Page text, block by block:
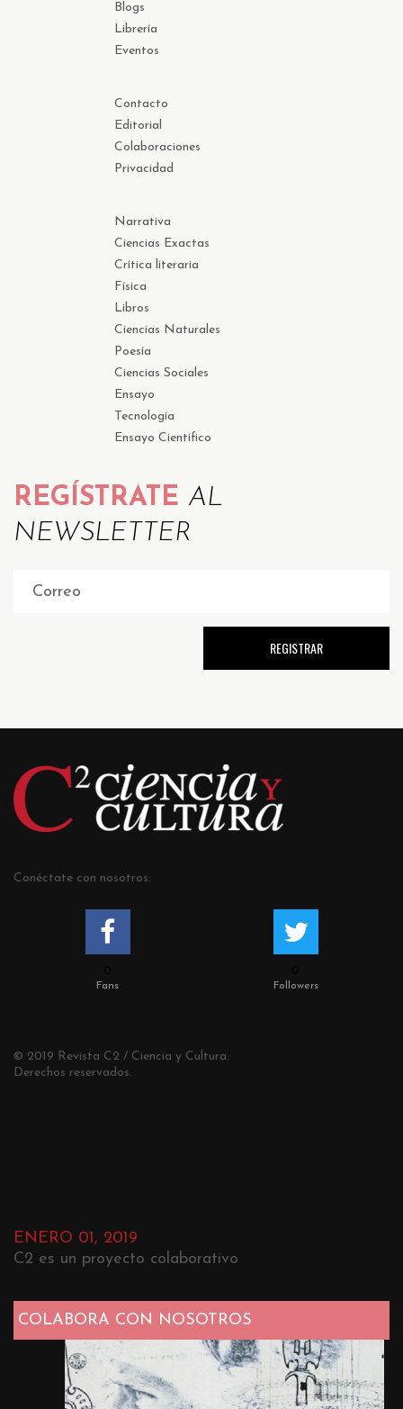
Blogs
Librería
Eventos
Contacto
Editorial
Colaboraciones
Privacidad
Narrativa
Ciencias Exactas
Crítica literaria
Física
Libros
Ciencias Naturales
Poesía
Ciencias Sociales
Ensayo
Tecnología
Ensayo Científico
REGÍSTRATE AL
NEWSLETTER
Conéctate con nosotros:
Fans Followers
© 2019 Revista C2 / Ciencia y Cultura.
Derechos reservados.
ENERO 01, 2019
C2 es un proyecto colaborativo
COLABORA CON NOSOTROS